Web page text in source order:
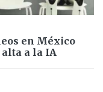
en México
a la IA